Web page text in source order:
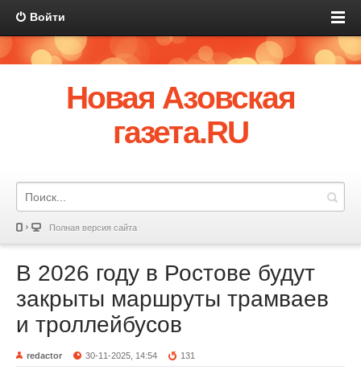
Войти
Новая Азовская
газета.RU
Полная версия сайта
В 2026 году в Ростове будут
закрыты маршруты трамваев
и троллейбусов
redactor 30-11-2025, 14:54 131